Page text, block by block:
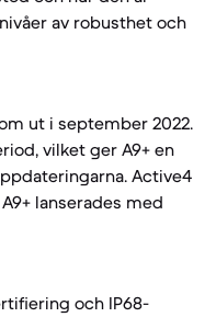
av robusthet och
ut i september 2022.
vilket ger A9+ en
Active4
lanserades med
och IP68-